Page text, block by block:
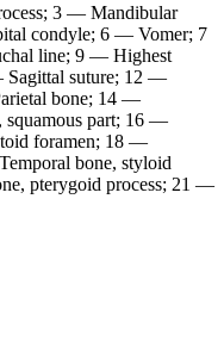
3 — Mandibular
condyle; 6 — Vomer; 7
line; 9 — Highest
suture; 12 —
bone; 14 —
squamous part; 16 —
foramen; 18 —
bone, styloid
pterygoid process; 21 —